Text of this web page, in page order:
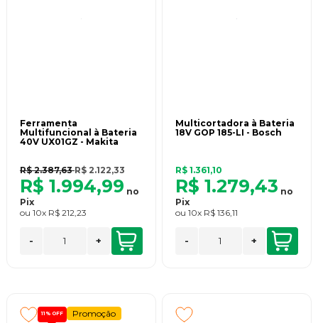
Ferramenta
Multifuncional à Bateria
40V UX01GZ - Makita
R$ 2.387,63R$ 2.122,33
R$ 1.994,99 no
Pix
ou 10x R$ 212,23
- +
Multicortadora à Bateria
18V GOP 185-LI - Bosch
R$ 1.361,10
R$ 1.279,43 no
Pix
ou 10x R$ 136,11
- +
11% OFF Promoção